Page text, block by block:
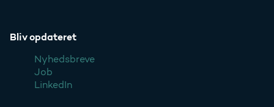
Bliv opdateret
Nyhedsbreve
Job
LinkedIn